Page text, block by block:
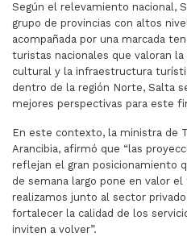
Según el relevamiento nacional,
grupo de provincias con altos
acompañada por una marcada
turistas nacionales que valoran
cultural y la infraestructura
dentro de la región Norte, Salta
mejores perspectivas para este
En este contexto, la ministra de
Arancibia, afirmó que “las
reflejan el gran posicionamiento
de semana largo pone en valor
realizamos junto al sector
fortalecer la calidad de los
inviten a volver”.